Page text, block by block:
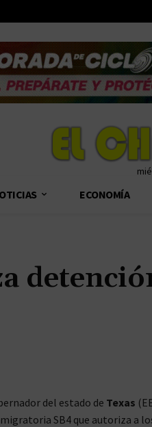
ECONOMÍA
del estado de Texas
SB4 que autoriza a